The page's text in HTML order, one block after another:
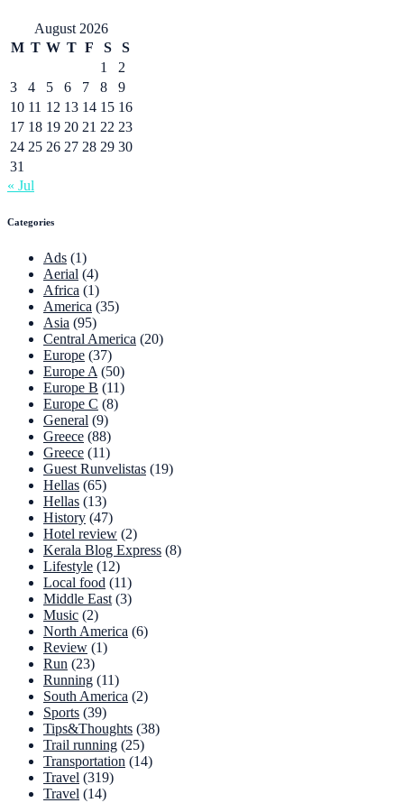
August 2026
M T W T F S
S
1
2
3
4 5 6 7 8
9
10 11 12 13 14 15 16
17 18 19 20 21 22 23
24 25 26 27 28 29 30
31
« Jul
Categories
Ads (1)
Aerial (4)
Africa (1)
America (35)
Asia (95)
Central America (20)
Europe (37)
Europe A (50)
Europe B (11)
Europe C (8)
General (9)
Greece (88)
Greece (11)
Guest Runvelistas (19)
Hellas (65)
Hellas (13)
History (47)
Hotel review (2)
Kerala Blog Express (8)
Lifestyle (12)
Local food (11)
Middle East (3)
Music (2)
North America (6)
Review (1)
Run (23)
Running (11)
South America (2)
Sports (39)
Tips&Thoughts (38)
Trail running (25)
Transportation (14)
Travel (319)
Travel (14)